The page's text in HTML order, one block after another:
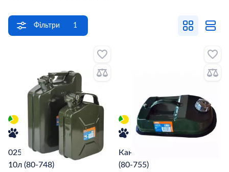
Фільтри 1
025447 Каністра металева,
10л (80-748)
Каністра Miol металева 5л
(80-755)